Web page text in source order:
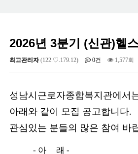
2026년 3분기 (신관)헬
최고관리자(122.♡.179.12) 0건 1,577회
성남시근로자종합복지관에서
아래와 같이 모집 공고합니다.
관심있는 분들의 많은 참여 바
- 아 래 -